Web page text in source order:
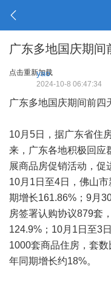
广东多地国庆期
点击重新加载
yao
2024-10-8 06:47:34
广东多地国庆期间前四
10月5日，据广东省住
来，广东各地积极回应
展商品房促销活动，促
10月1日至4日，佛山
期增长161.86%；9月
房签署认购协议879套
124.9%；10月1日至3
1000套商品住房，套
年同期增长约18%。